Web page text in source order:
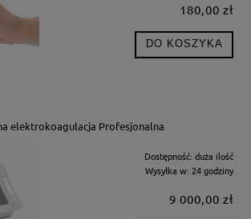
180,00 zł
DO KOSZYKA
elektrokoagulacja Profesjonalna
Dostępność: duża ilość
Wysyłka w: 24 godziny
9 000,00 zł